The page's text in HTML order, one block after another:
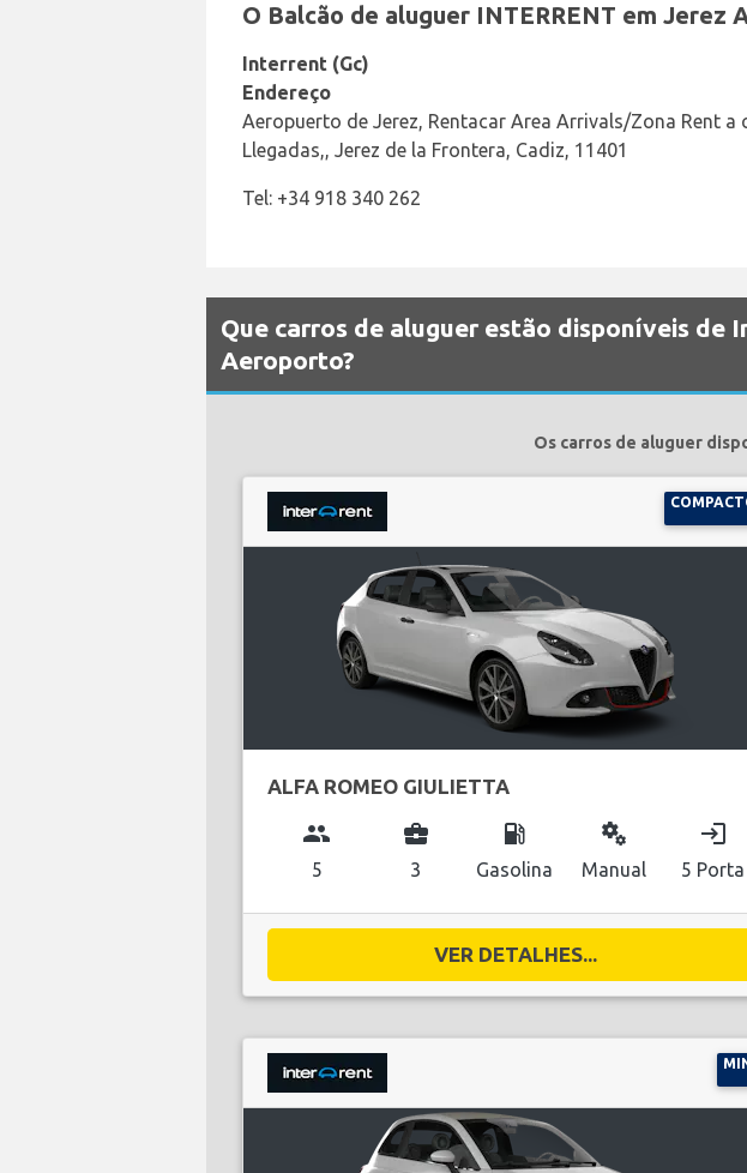
O Balcão de aluguer INTERRENT em
Interrent (Gc)
Endereço
Aeropuerto de Jerez, Rentacar Area Arrivals/Zona Rent a
Llegadas,, Jerez de la Frontera, Cadiz, 11401
Tel: +34 918 340 262
Que carros de aluguer estão disponíveis de
Aeroporto?
Os carros de aluguer
ALFA ROMEO GIULIETTA
group
5
business_center
3
local_gas_station
Gasolina
miscellaneous_services
Manual
login
5 Porta
VER DETALHES...